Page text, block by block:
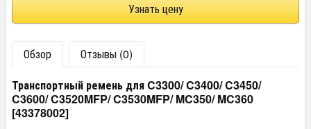
Узнать цену
Обзор
Отзывы (0)
Транспортный ремень для C3300/ C3400/ C3450/
C3600/ C3520MFP/ C3530MFP/ MC350/ MC360
[43378002]